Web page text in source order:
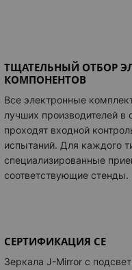
Bluetooth 2 x 20Вт
Bluetooth
пленкой
для монтажа в нише
светового логотипа
ТЩАТЕЛЬНЫЙ ОТБОР
КОМПОНЕНТОВ
Все электронные
лучших производителей в
проходят входной
испытаний. Для каждого
специализированные
соответствующие стенды.
СЕРТИФИКАЦИЯ CE
Зеркала J-Mirror с